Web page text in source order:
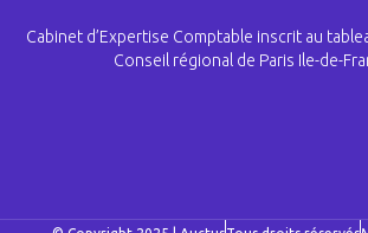
Cabinet d’Expertise Comptable inscrit au
Conseil régional de Paris Ile-de-